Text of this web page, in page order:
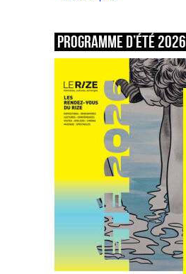
Programme d’été 2026